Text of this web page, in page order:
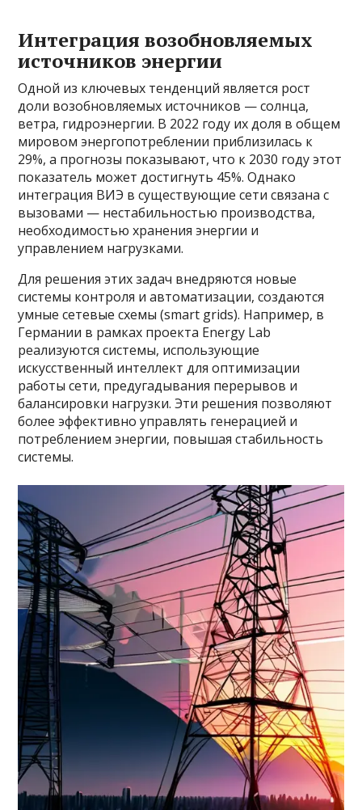
Интеграция возобновляемых
источников энергии
Одной из ключевых тенденций является рост
доли возобновляемых источников — солнца,
ветра, гидроэнергии. В 2022 году их доля в общем
мировом энергопотреблении приблизилась к
29%, а прогнозы показывают, что к 2030 году этот
показатель может достигнуть 45%. Однако
интеграция ВИЭ в существующие сети связана с
вызовами — нестабильностью производства,
необходимостью хранения энергии и
управлением нагрузками.
Для решения этих задач внедряются новые
системы контроля и автоматизации, создаются
умные сетевые схемы (smart grids). Например, в
Германии в рамках проекта Energy Lab
реализуются системы, использующие
искусственный интеллект для оптимизации
работы сети, предугадывания перерывов и
балансировки нагрузки. Эти решения позволяют
более эффективно управлять генерацией и
потреблением энергии, повышая стабильность
системы.